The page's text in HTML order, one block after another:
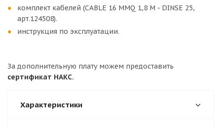
комплект кабелей (CABLE 16 MMQ 1,8 M - DINSE 25,
арт.124508).
инструкция по эксплуатации.
За дополнительную плату можем предоставить
сертификат НАКС.
Характеристики